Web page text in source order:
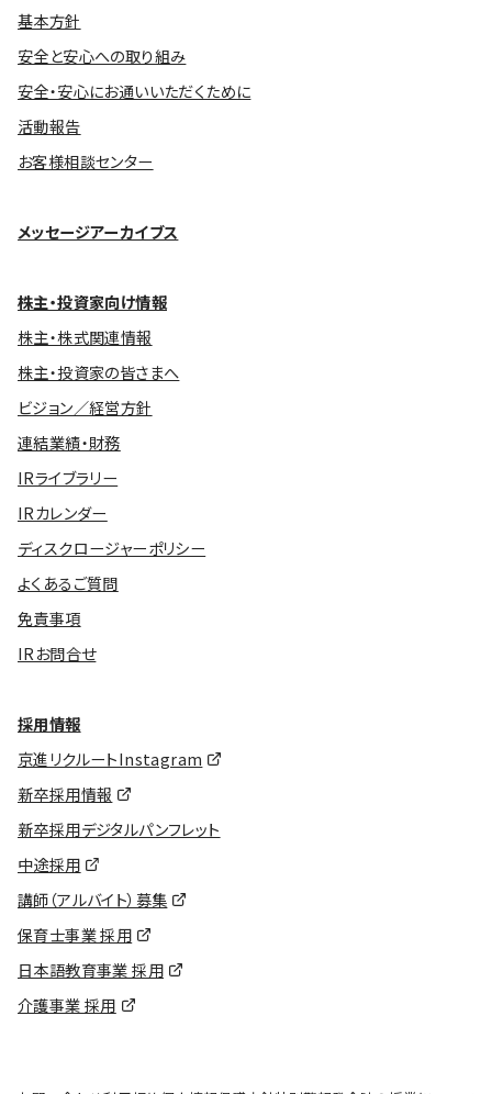
基本方針
安全と安心への取り組み
安全・安心にお通いいただくために
活動報告
お客様相談センター
メッセージアーカイブス
株主・投資家向け情報
株主・株式関連情報
株主・投資家の皆さまへ
ビジョン／経営方針
連結業績・財務
IRライブラリー
IRカレンダー
ディスクロージャーポリシー
よくあるご質問
免責事項
IRお問合せ
採用情報
京進リクルートInstagram
新卒採用情報
新卒採用デジタルパンフレット
中途採用
講師（アルバイト）募集
保育士事業 採用
日本語教育事業 採用
介護事業 採用